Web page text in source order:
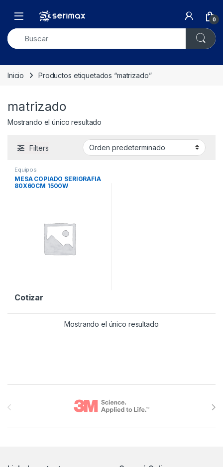
Open 0
Inicio Productos etiquetados “matrizado”
matrizado
Mostrando el único resultado
Filters
Equipos
MESA COPIADO SERIGRAFIA
80X60CM 1500W
Cotizar
Mostrando el único resultado